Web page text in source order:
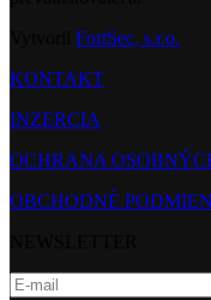
FortSec, s.r.o.
KONTAKT
INZERCIA
OCHRANA
OBCHODNÉ